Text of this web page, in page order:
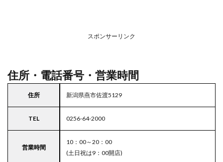
スポンサーリンク
住所・電話番号・営業時間
住所 新潟県燕市佐渡5129
TEL 0256-64-2000
営業時間
10：00～20：00
(土日祝は9：00開店)